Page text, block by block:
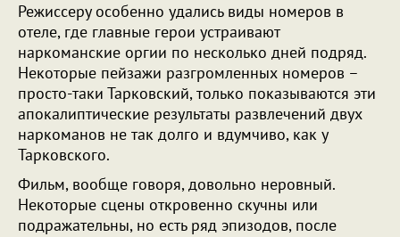
Режиссеру особенно удались виды номеров в
отеле, где главные герои устраивают
наркоманские оргии по несколько дней подряд.
Некоторые пейзажи разгромленных номеров –
просто-таки Тарковский, только показываются эти
апокалиптические результаты развлечений двух
наркоманов не так долго и вдумчиво, как у
Тарковского.
Фильм, вообще говоря, довольно неровный.
Некоторые сцены откровенно скучны или
подражательны, но есть ряд эпизодов, после